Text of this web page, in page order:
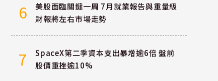
6
美股面臨關鍵一周 7月就業報告與重量級
財報將左右市場走勢
7
SpaceX第二季資本支出暴增逾6倍 盤前
股價重挫逾10%